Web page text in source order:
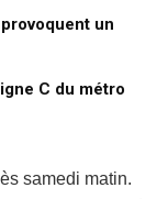
un
C du métro
samedi matin.